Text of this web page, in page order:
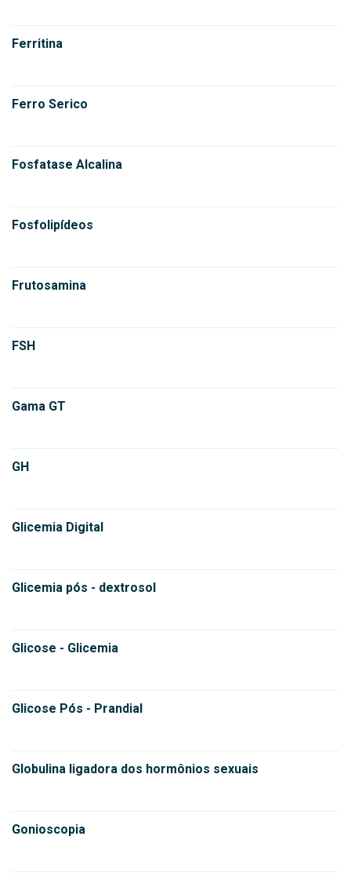
Ferritina
Ferro Serico
Fosfatase Alcalina
Fosfolipídeos
Frutosamina
FSH
Gama GT
GH
Glicemia Digital
Glicemia pós - dextrosol
Glicose - Glicemia
Glicose Pós - Prandial
Globulina ligadora dos hormônios sexuais
Gonioscopia